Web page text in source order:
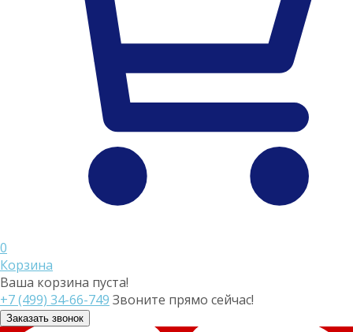
0
Корзина
Ваша корзина пуста!
+7 (499) 34-66-749 Звоните прямо сейчас!
Заказать звонок